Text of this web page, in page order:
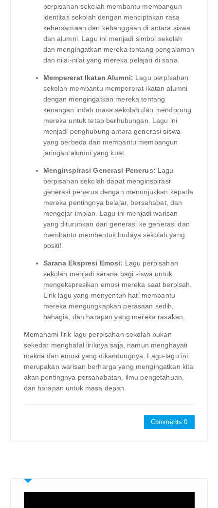
perpisahan sekolah membantu membangun
identitas sekolah dengan menciptakan rasa
kebersamaan dan kebanggaan di antara siswa
dan alumni. Lagu ini menjadi simbol sekolah
dan mengingatkan mereka tentang pengalaman
dan nilai-nilai yang mereka pelajari di sana.
Mempererat Ikatan Alumni: Lagu perpisahan
sekolah membantu mempererat ikatan alumni
dengan mengingatkan mereka tentang
kenangan indah masa sekolah dan mendorong
mereka untuk tetap berhubungan. Lagu ini
menjadi penghubung antara generasi siswa
yang berbeda dan membantu membangun
jaringan alumni yang kuat.
Menginspirasi Generasi Penerus: Lagu
perpisahan sekolah dapat menginspirasi
generasi penerus dengan menunjukkan kepada
mereka pentingnya belajar, bersahabat, dan
mengejar impian. Lagu ini menjadi warisan
yang diturunkan dari generasi ke generasi dan
membantu membentuk budaya sekolah yang
positif.
Sarana Ekspresi Emosi: Lagu perpisahan
sekolah menjadi sarana bagi siswa untuk
mengekspresikan emosi mereka saat berpisah.
Lirik lagu yang menyentuh hati membantu
mereka mengungkapkan perasaan sedih,
bahagia, dan harapan yang mereka rasakan.
Memahami lirik lagu perpisahan sekolah bukan
sekedar menghafal liriknya saja, namun menghayati
makna dan emosi yang dikandungnya. Lagu-lagu ini
merupakan warisan berharga yang mengingatkan kita
akan pentingnya persahabatan, ilmu pengetahuan,
dan harapan untuk masa depan.
Comments 0